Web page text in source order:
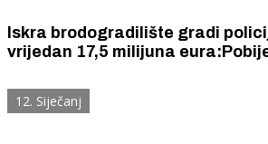
Iskra brodogradilište gradi
vrijedan 17,5 milijuna
12. Siječanj